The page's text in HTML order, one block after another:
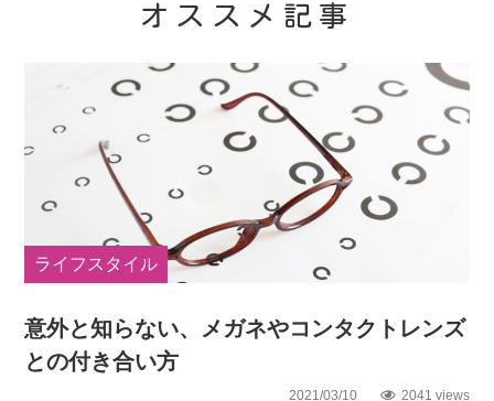
オススメ記事
ライフスタイル
意外と知らない、メガネやコンタクトレンズ
との付き合い方
2021/03/10 2041 views